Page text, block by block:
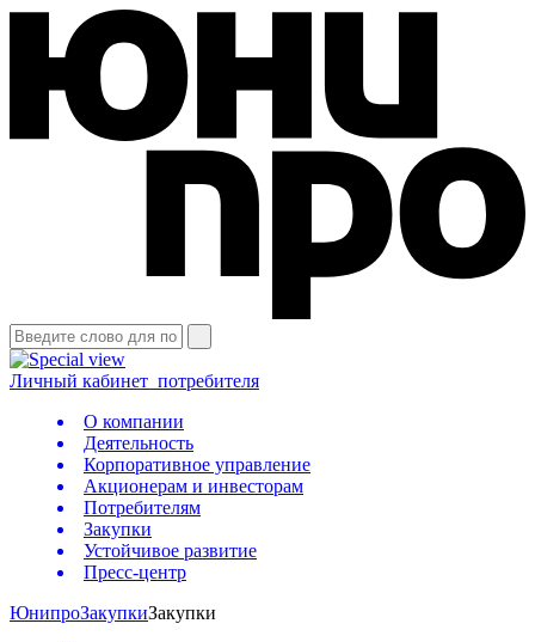
Личный кабинет потребителя
О компании
Деятельность
Корпоративное управление
Акционерам и инвесторам
Потребителям
Закупки
Устойчивое развитие
Пресс-центр
ЮнипроЗакупкиЗакупки